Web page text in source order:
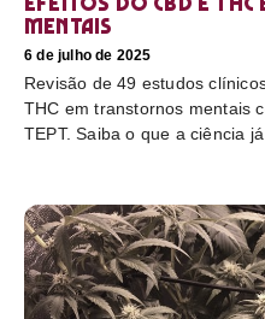
mentais
6 de julho de 2025
Revisão de 49 estudos
THC em transtornos mentais
TEPT. Saiba o que a ciência